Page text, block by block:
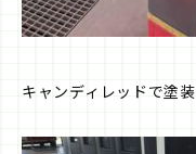
キャンディレッドで塗装